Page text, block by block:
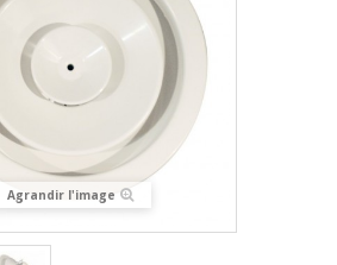
Agrandir l'image